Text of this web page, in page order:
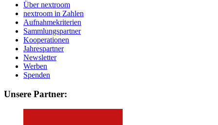
Über nextroom
nextroom in Zahlen
Aufnahmekriterien
Sammlungspartner
Kooperationen
Jahrespartner
Newsletter
Werben
Spenden
Unsere Partner: